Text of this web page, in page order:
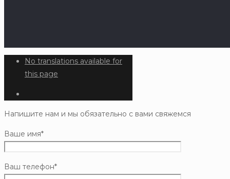
No translations available for
this page
Напишите нам и мы обязательно с вами свяжемся
Ваше имя*
Ваш телефон*